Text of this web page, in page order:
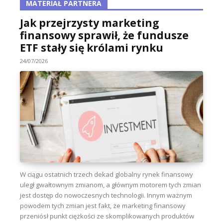
MATERIAŁ PARTNERA
Jak przejrzysty marketing
finansowy sprawił, że fundusze
ETF stały się królami rynku
24/07/2026
W ciągu ostatnich trzech dekad globalny rynek finansowy
uległ gwałtownym zmianom, a głównym motorem tych zmian
jest dostęp do nowoczesnych technologii. Innym ważnym
powodem tych zmian jest fakt, że marketing finansowy
przeniósł punkt ciężkości ze skomplikowanych produktów